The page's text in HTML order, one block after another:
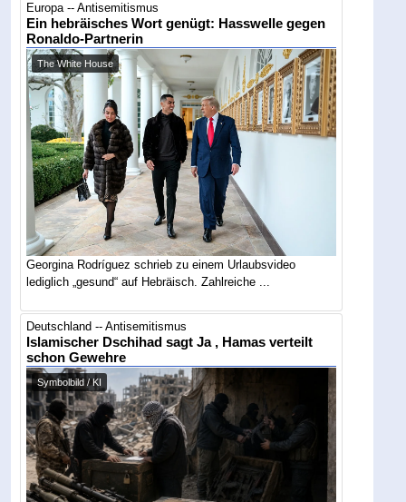
Europa -- Antisemitismus
Ein hebräisches Wort genügt: Hasswelle gegen
Ronaldo-Partnerin
The White House
Georgina Rodríguez schrieb zu einem Urlaubsvideo
lediglich „gesund“ auf Hebräisch. Zahlreiche ...
Deutschland -- Antisemitismus
Islamischer Dschihad sagt Ja , Hamas verteilt
schon Gewehre
Symbolbild / KI